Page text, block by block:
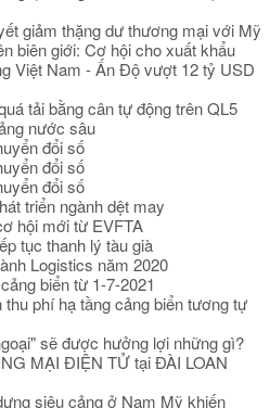
giảm thặng dư thương mại với Mỹ
biên giới: Cơ hội cho xuất khẩu
Việt Nam - Ấn Độ vượt 12 tỷ USD
tải bằng cân tự động trên QL5
nước sâu
đổi số
đổi số
đổi số
triển ngành dệt may
hội mới từ EVFTA
tục thanh lý tàu già
Logistics năm 2020
biển từ 1-7-2021
phí hạ tầng cảng biển tương tự
sẽ được hưởng lợi những gì?
MẠI ĐIỆN TỬ tại ĐÀI LOAN
siêu cảng ở Nam Mỹ khiến